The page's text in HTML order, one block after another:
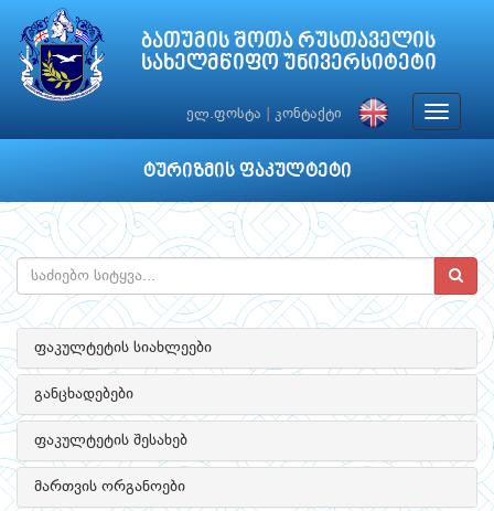
ბათუმის შოთა რუსთაველის
სახელმწიფო უნივერსიტეტი
ელ.ფოსტა კონტაქტი
Toggle
ტურიზმის ფაკულტეტი
ფაკულტეტის სიახლეები
განცხადებები
ფაკულტეტის შესახებ
მართვის ორგანოები